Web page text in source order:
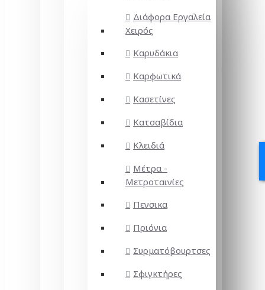
Διάφορα Εργαλεία
Χειρός
Καρυδάκια
Καρφωτικά
Κασετίνες
Κατσαβίδια
Κλειδιά
Μέτρα -
Μετροταινίες
Πενσικα
Πριόνια
Συρματόβουρτσες
Σφιγκτήρες